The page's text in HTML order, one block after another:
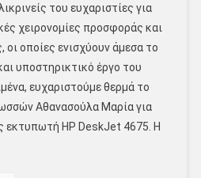
του ευχαριστίες για
χειρονομίες προσφοράς και
οι οποίες ενισχύουν άμεσα το
υποστηρικτικό έργο του
ευχαριστούμε θερμά το
Αθανασούλα Μαρία για
εκτυπωτή HP DeskJet 4675. Η